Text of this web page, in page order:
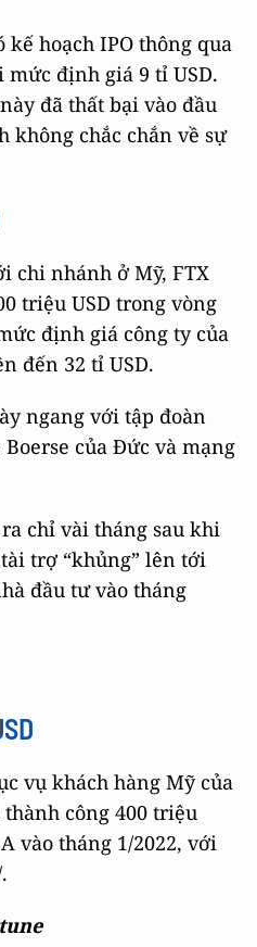
kế hoạch IPO thông qua
mức định giá 9 tỉ USD.
đã thất bại vào đầu
không chắc chắn về sự
chi nhánh ở Mỹ, FTX
triệu USD trong vòng
định giá công ty của
đến 32 tỉ USD.
ngang với tập đoàn
của Đức và mạng
chỉ vài tháng sau khi
trợ “khủng” lên tới
đầu tư vào tháng
vụ khách hàng Mỹ của
công 400 triệu
vào tháng 1/2022, với